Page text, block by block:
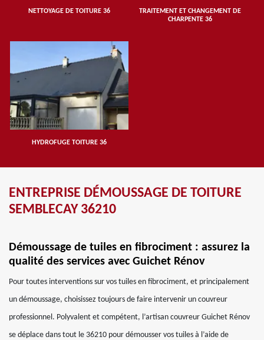
NETTOYAGE DE TOITURE 36
TRAITEMENT ET CHANGEMENT DE
CHARPENTE 36
HYDROFUGE TOITURE 36
ENTREPRISE DÉMOUSSAGE DE TOITURE
SEMBLECAY 36210
Démoussage de tuiles en fibrociment : assurez la
qualité des services avec Guichet Rénov
Pour toutes interventions sur vos tuiles en fibrociment, et principalement
un démoussage, choisissez toujours de faire intervenir un couvreur
professionnel. Polyvalent et compétent, l’artisan couvreur Guichet Rénov
se déplace dans tout le 36210 pour démousser vos tuiles à l’aide de